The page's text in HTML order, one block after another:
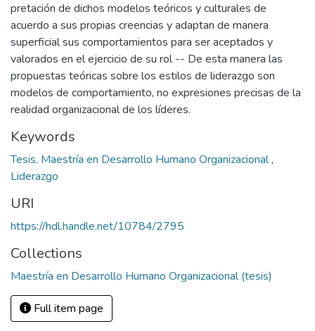
pretación de dichos modelos teóricos y culturales de
acuerdo a sus propias creencias y adaptan de manera
superficial sus comportamientos para ser aceptados y
valorados en el ejercicio de su rol -- De esta manera las
propuestas teóricas sobre los estilos de liderazgo son
modelos de comportamiento, no expresiones precisas de la
realidad organizacional de los líderes.
Keywords
Tesis. Maestría en Desarrollo Humano Organizacional,
Liderazgo
URI
https://hdl.handle.net/10784/2795
Collections
Maestría en Desarrollo Humano Organizacional (tesis)
Full item page